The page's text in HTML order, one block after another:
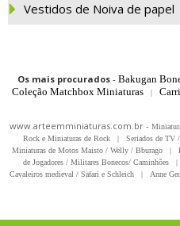
Vestidos de Noiva de papel
Os mais procurados- Bakugan
Coleção Matchbox Miniaturas
|
www.arteemminiaturas.com.br -
Rock e Miniaturas de Rock
| Seriados de TV
Miniaturas de Motos Maisto / Welly / Bburago
|
de Jogadores / Militares Bonecos/ Caminhões
|
Cavaleiros medieval / Safari e Schleich
| Anne